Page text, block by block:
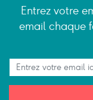
Entrez votre
email chaque